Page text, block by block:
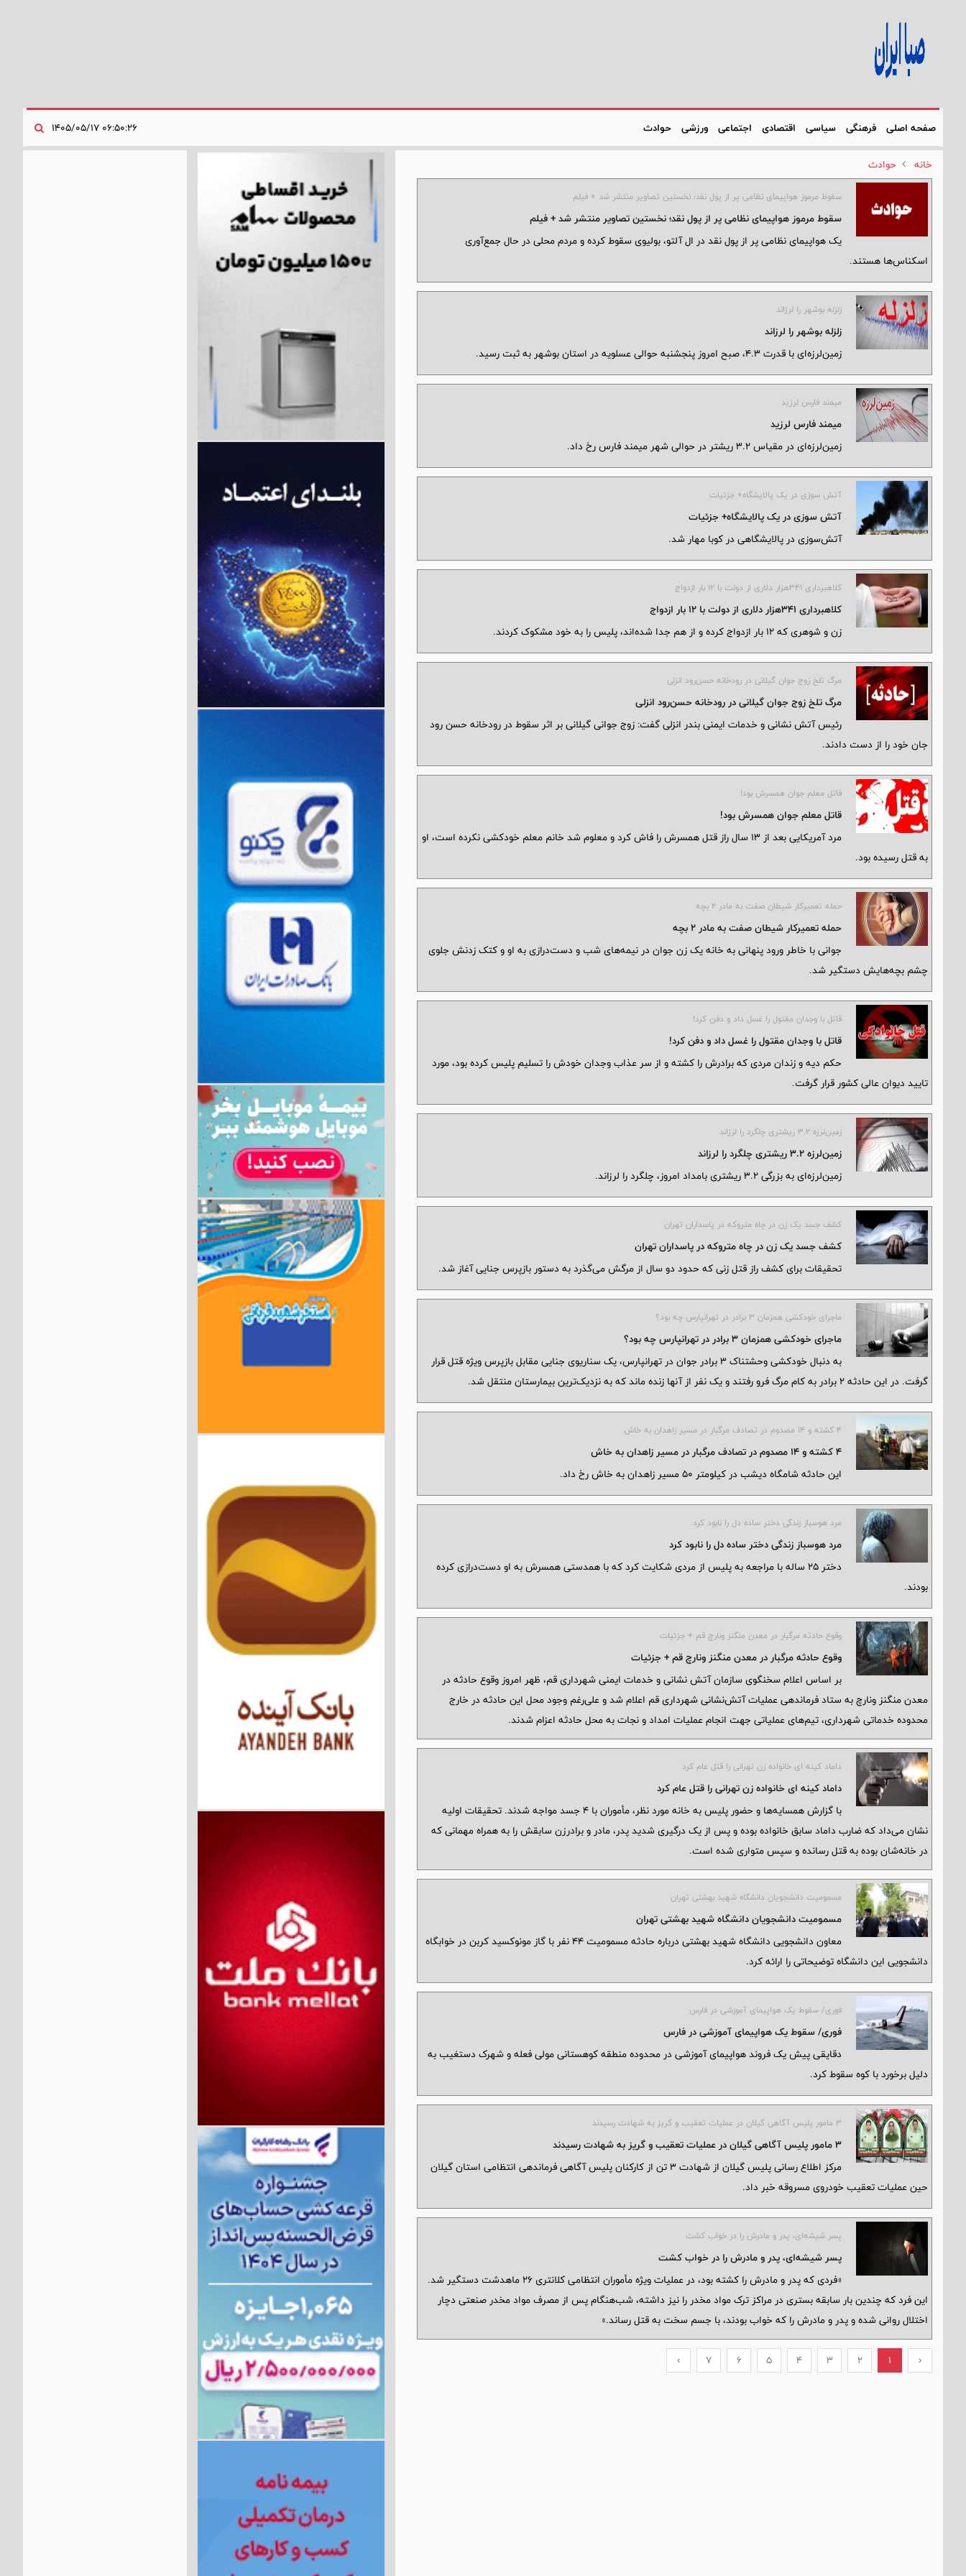
صفحه اصلی فرهنگی سیاسی اقتصادی اجتماعی ورزشی حوادث
خانه حوادث
سقوط مرموز هواپیمای نظامی پر از پول نقد؛ نخستین تصاویر منتشر شد + فیلم
سقوط مرموز هواپیمای نظامی پر از پول نقد؛ نخستین تصاویر منتشر شد + فیلم
یک هواپیمای نظامی پر از پول نقد در ال آلتو، بولیوی سقوط کرده و مردم محلی در حال جمع‌آوری
اسکناس‌ها هستند.
زلزله بوشهر را لرزاند
زلزله بوشهر را لرزاند
زمین‌لرزه‌ای با قدرت ۴.۳، صبح امروز پنجشنبه حوالی عسلویه در استان بوشهر به ثبت رسید.
میمند فارس لرزید
میمند فارس لرزید
زمین‌لرزه‌ای در مقیاس ۳.۲ ریشتر در حوالی شهر میمند فارس رخ داد.
آتش سوزی در یک پالایشگاه+ جزئیات
آتش سوزی در یک پالایشگاه+ جزئیات
آتش‌سوزی در پالایشگاهی در کوبا مهار شد.
کلاهبرداری ۳۴۱هزار دلاری از دولت با ۱۲ بار ازدواج
کلاهبرداری ۳۴۱هزار دلاری از دولت با ۱۲ بار ازدواج
زن‌ و شوهری که ۱۲ بار ازدواج کرده و از هم جدا شده‌اند، پلیس را به خود مشکوک کردند.
مرگ تلخ زوج جوان گیلانی در رودخانه حسن‌رود انزلی
مرگ تلخ زوج جوان گیلانی در رودخانه حسن‌رود انزلی
رئیس آتش نشانی و خدمات ایمنی بندر انزلی گفت: زوج جوانی گیلانی بر اثر سقوط در رودخانه حسن رود
جان خود را از دست دادند.
قاتل معلم جوان همسرش بود!
قاتل معلم جوان همسرش بود!
مرد آمریکایی بعد از ۱۳ سال راز قتل همسرش را فاش کرد و معلوم شد خانم معلم خودکشی نکرده است، او
به قتل رسیده بود.
حمله تعمیرکار شیطان صفت به مادر ۲ بچه
حمله تعمیرکار شیطان صفت به مادر ۲ بچه
جوانی با خاطر ورود پنهانی به خانه یک زن جوان در نیمه‌های شب و دست‌درازی به او و کتک زدنش جلوی
چشم بچه‌هایش دستگیر شد.
قاتل با وجدان مقتول را غسل داد و دفن کرد!
قاتل با وجدان مقتول را غسل داد و دفن کرد!
حکم دیه و زندان مردی که برادرش را کشته و از سر عذاب وجدان خودش را تسلیم پلیس کرده ‌بود، مورد
تایید دیوان عالی کشور قرار گرفت.
زمین‌لرزه ۳.۲ ریشتری چلگرد را لرزاند
زمین‌لرزه ۳.۲ ریشتری چلگرد را لرزاند
زمین‌لرزه‌ای به بزرگی ۳.۲ ریشتری بامداد امروز، چلگرد را لرزاند.
کشف جسد یک زن در چاه متروکه در پاسداران تهران
کشف جسد یک زن در چاه متروکه در پاسداران تهران
تحقیقات برای کشف راز قتل زنی که حدود دو سال از مرگش می‌گذرد به دستور بازپرس جنایی آغاز شد.
ماجرای خودکشی همزمان ۳ برادر در تهرانپارس چه بود؟
ماجرای خودکشی همزمان ۳ برادر در تهرانپارس چه بود؟
به دنبال خودکشی وحشتناک ۳ برادر جوان در تهرانپارس، یک سناریوی جنایی مقابل بازپرس ویژه قتل قرار
گرفت. در این حادثه ۲ برادر به کام مرگ فرو رفتند و یک نفر از آنها زنده ماند که به نزدیک‌ترین بیمارستان منتقل شد.
۴ کشته و ۱۴ مصدوم در تصادف مرگبار در مسیر زاهدان به خاش
۴ کشته و ۱۴ مصدوم در تصادف مرگبار در مسیر زاهدان به خاش
این حادثه شامگاه دیشب در کیلومتر ۵۰ مسیر زاهدان به خاش رخ داد.
مرد هوسباز زندگی دختر ساده دل را نابود کرد
مرد هوسباز زندگی دختر ساده دل را نابود کرد
دختر ۲۵ ساله با مراجعه به پلیس از مردی شکایت کرد که با همدستی همسرش به او دست‌درازی کرده
بودند.
وقوع حادثه مرگبار در معدن منگنز ونارچ قم + جزئیات
وقوع حادثه مرگبار در معدن منگنز ونارچ قم + جزئیات
بر اساس اعلام سخنگوی سازمان آتش نشانی و خدمات ایمنی شهرداری قم، ظهر امروز وقوع حادثه در
معدن منگنز ونارچ به ستاد فرماندهی عملیات آتش‌نشانی شهرداری قم اعلام شد و علی‌رغم وجود محل این حادثه در خارج
محدوده خدماتی شهرداری، تیم‌های عملیاتی جهت انجام عملیات امداد و نجات به محل حادثه اعزام شدند.
داماد کینه ای خانواده زن تهرانی را قتل عام کرد
داماد کینه ای خانواده زن تهرانی را قتل عام کرد
با گزارش همسایه‌ها و حضور پلیس به خانه مورد نظر، مأموران با ۴ جسد مواجه شدند. تحقیقات اولیه
نشان می‌داد که ضارب داماد سابق خانواده بوده و پس از یک درگیری شدید پدر، مادر و برادرزن سابقش را به همراه مهمانی که
در خانه‌شان بوده به قتل رسانده و سپس متواری شده است.
مسمومیت دانشجویان دانشگاه شهید بهشتی تهران
مسمومیت دانشجویان دانشگاه شهید بهشتی تهران
معاون دانشجویی دانشگاه شهید بهشتی درباره حادثه مسمومیت ۴۴ نفر با گاز مونوکسید کربن در خوابگاه
دانشجویی این دانشگاه توضیحاتی را ارائه کرد.
فوری/ سقوط یک هواپیمای آموزشی در فارس
فوری/ سقوط یک هواپیمای آموزشی در فارس
دقایقی پیش یک فروند هواپیمای آموزشی در محدوده منطقه کوهستانی مولی فعله و شهرک دستغیب به
دلیل برخورد با کوه سقوط کرد.
۳ مامور پلیس آگاهی گیلان در عملیات تعقیب و گریز به شهادت رسیدند
۳ مامور پلیس آگاهی گیلان در عملیات تعقیب و گریز به شهادت رسیدند
مرکز اطلاع رسانی پلیس گیلان از شهادت ۳ تن از کارکنان پلیس آگاهی فرماندهی انتظامی استان گیلان
حین عملیات تعقیب خودروی مسروقه خبر داد.
پسر شیشه‌ای، پدر و مادرش را در خواب کشت
پسر شیشه‌ای، پدر و مادرش را در خواب کشت
«فردی که پدر و مادرش را کشته بود، در عملیات ویژه مأموران انتظامی کلانتری ۲۶ ماهدشت دستگیر شد.
این فرد که چندین بار سابقه بستری در مراکز ترک مواد مخدر را نیز داشته، شب‌هنگام پس از مصرف مواد مخدر صنعتی دچار
اختلال روانی شده و پدر و مادرش را که خواب بودند، با جسم سخت به قتل رساند.»
‹
1
2
3
4
5
6
7
›